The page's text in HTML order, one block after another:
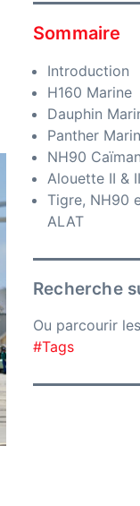
Sommaire
Introduction
H160 Marine
Dauphin
Panther
NH90
Alouette II &
Tigre, NH90
ALAT
Recherche
Ou parcourir
#Tags